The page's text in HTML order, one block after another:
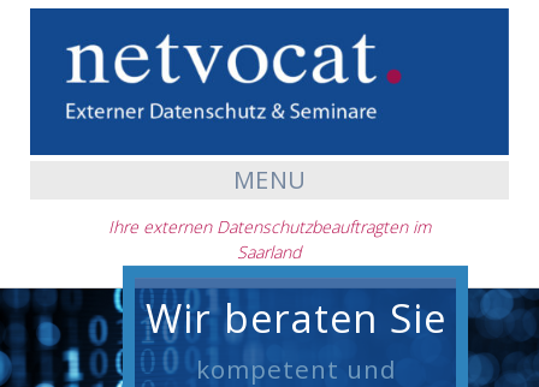
MENU
Ihre externen Datenschutzbeauftragten im
Saarland
Wir beraten Sie
kompetent und